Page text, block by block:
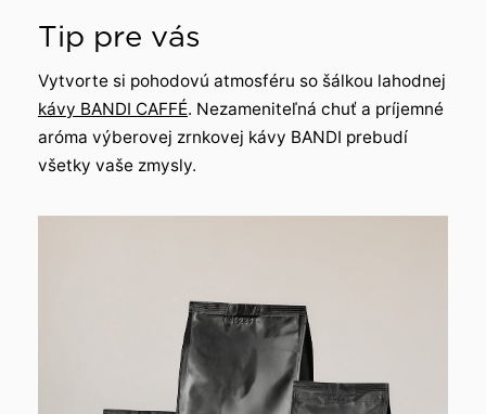
Tip pre vás
Vytvorte si pohodovú atmosféru so šálkou lahodnej
kávy BANDI CAFFÉ. Nezameniteľná chuť a príjemné
aróma výberovej zrnkovej kávy BANDI prebudí
všetky vaše zmysly.